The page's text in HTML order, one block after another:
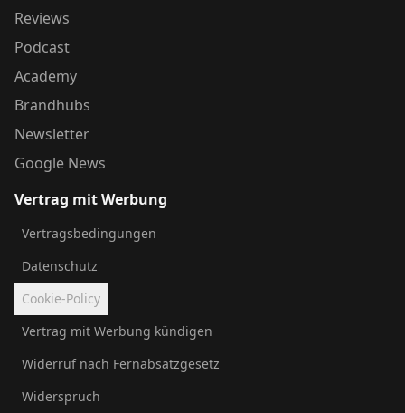
Reviews
Podcast
Academy
Brandhubs
Newsletter
Google News
Vertrag mit Werbung
Vertragsbedingungen
Datenschutz
Cookie-Policy
Vertrag mit Werbung kündigen
Widerruf nach Fernabsatzgesetz
Widerspruch